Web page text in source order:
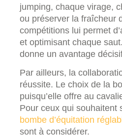
jumping, chaque virage,
ou préserver la fraîcheur
compétitions lui permet
et optimisant chaque
donne un avantage
Par ailleurs, la
réussite. Le choix de la
puisqu’elle offre au
Pour ceux qui souhaitent
bombe d’équitation
sont à considérer.